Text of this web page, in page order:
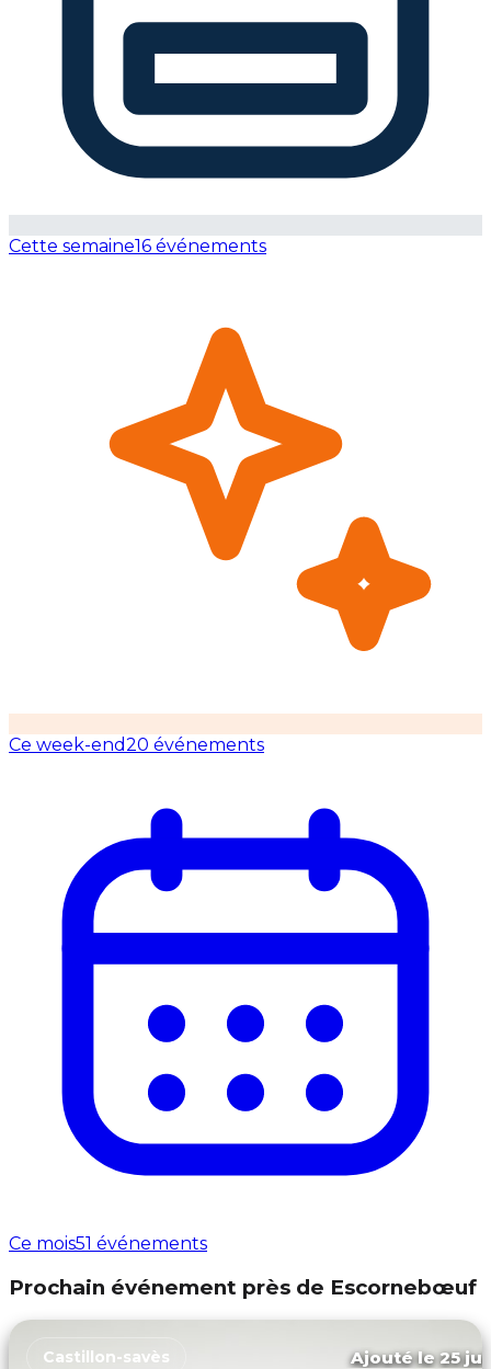
Cette semaine16 événements
Ce week-end20 événements
Ce mois51 événements
Prochain événement près de Escornebœuf
Castillon-savès Ajouté le 25